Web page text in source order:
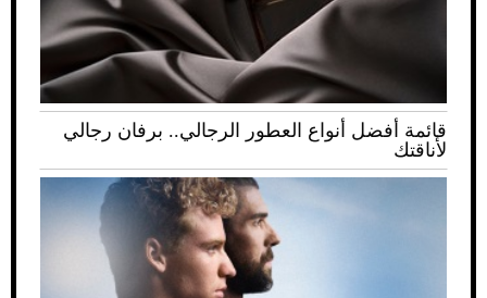
قائمة أفضل أنواع العطور الرجالي.. برفان رجالي
لأناقتك